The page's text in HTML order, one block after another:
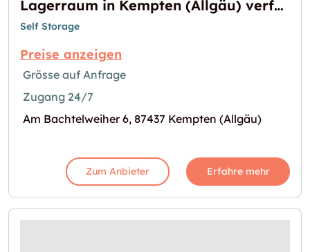
Lagerraum in Kempten (Allgäu) verfügbar
Self Storage
Preise anzeigen
Grösse auf Anfrage
Zugang 24/7
Am Bachtelweiher 6, 87437 Kempten (Allgäu)
Zum Anbieter Erfahre mehr